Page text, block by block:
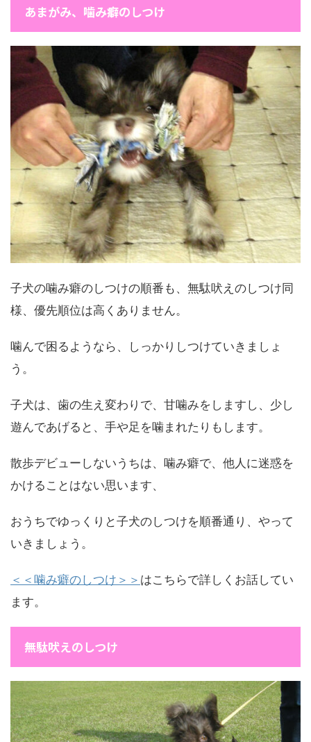
あまがみ、噛み癖のしつけ
子犬の噛み癖のしつけの順番も、無駄吠えのしつけ同
様、優先順位は高くありません。
噛んで困るようなら、しっかりしつけていきましょ
う。
子犬は、歯の生え変わりで、甘噛みをしますし、少し
遊んであげると、手や足を噛まれたりもします。
散歩デビューしないうちは、噛み癖で、他人に迷惑を
かけることはない思います、
おうちでゆっくりと子犬のしつけを順番通り、やって
いきましょう。
＜＜噛み癖のしつけ＞＞ はこちらで詳しくお話してい
ます。
無駄吠えのしつけ